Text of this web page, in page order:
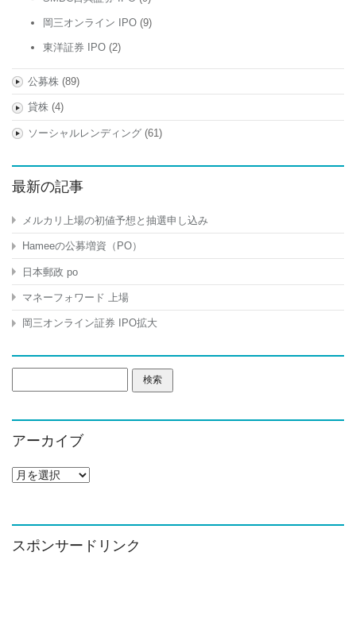
岡三オンライン IPO (9)
東洋証券 IPO (2)
公募株(89)
貸株(4)
ソーシャルレンディング(61)
最新の記事
メルカリ上場の初値予想と抽選申し込み
Hameeの公募増資（PO）
日本郵政 po
マネーフォワード 上場
岡三オンライン証券 IPO拡大
索:
アーカイブ
ア
イ
ブ
スポンサードリンク